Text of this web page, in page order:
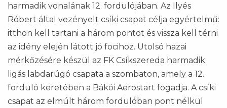
harmadik vonalának 12. fordulójában. Az Ilyés
Róbert által vezényelt csíki csapat célja egyértelmű:
itthon kell tartani a három pontot és vissza kell térni
az idény elején látott jó focihoz. Utolsó hazai
mérkőzésére készül az FK Csíkszereda harmadik
ligás labdarúgó csapata a szombaton, amely a 12.
forduló keretében a Bákói Aerostart fogadja. A csíki
csapat az elmúlt három fordulóban pont nélkül